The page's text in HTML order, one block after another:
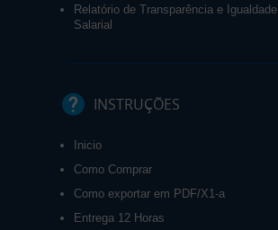
Relatório de Transparência e Igualdade
Salarial
INSTRUÇÕES
Inicio
Como Comprar
Como exportar em PDF/X1-a
Entrega 12 Horas